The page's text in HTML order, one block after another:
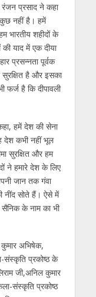
प्रसाद ने कहा
नहीं है। हमें
भारतीय शहीदों के
याद में एक दीया
प्रसन्नता पूर्वक
है और इसका
फर्ज है कि दीपावली
हमें देश की सेना
देश कभी नहीं भूल
सुरक्षित और हम
ने हमारे देश के लिए
जान तक गंवा
नींद सोते हैं। ऐसे में
सैनिक के नाम का भी
कुमार अभिषेक,
संस्कृति प्रकोष्ठ के
जी,अनिल कुमार
संस्कृति प्रकोष्ठ